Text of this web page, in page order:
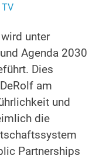
unter
Agenda 2030
Dies
am
und
die
Partnerships